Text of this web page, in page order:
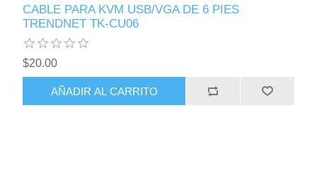
CABLE PARA KVM USB/VGA DE 6 PIES
TRENDNET TK-CU06
$20.00
AÑADIR AL CARRITO